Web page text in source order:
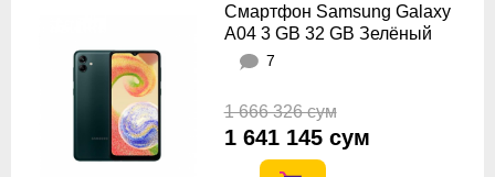
Смартфон Samsung Galaxy
A04 3 GB 32 GB Зелёный
7
1 666 326 сум
1 641 145 сум